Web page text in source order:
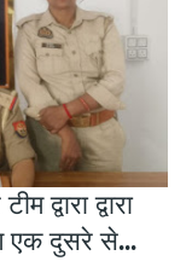
द्वारा द्वारा
एक दुसरे से...